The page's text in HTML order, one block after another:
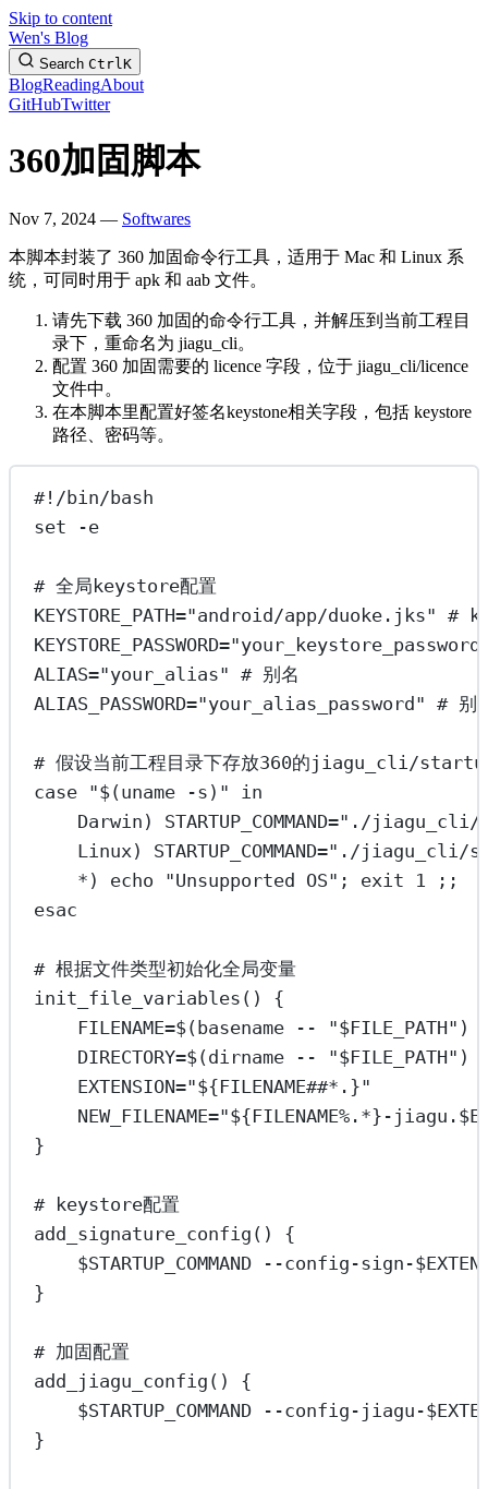
Skip to content
Wen's Blog
Search CtrlK
BlogReadingAbout
GitHubTwitter
360加固脚本
Nov 7, 2024 — Softwares
本脚本封装了 360 加固命令行工具，适用于 Mac 和 Linux 系
统，可同时用于 apk 和 aab 文件。
请先下载 360 加固的命令行工具，并解压到当前工程目
录下，重命名为 jiagu_cli。
配置 360 加固需要的 licence 字段，位于 jiagu_cli/licence
文件中。
在本脚本里配置好签名keystone相关字段，包括 keystore
路径、密码等。
#!/bin/bash
set
-e
# 全局keystore配置
KEYSTORE_PATH="android/app/duoke.jks"
#
KEYSTORE_PASSWORD=
ALIAS="your_alias"
# 别名
ALIAS_PASSWORD="your_alias_password" # 别
# 假设当前工程目录下存放360的jiagu_cli/
case "$(uname -s )"
in
Darwin ) STARTUP_COMMAND="./jiagu_cli/
Linux) STARTUP_COMMAND="./jiagu_cli/
*)
echo "Unsupported OS" ; exit 1 ;;
esac
# 根据文件类型初始化全局变量
init_file_variables () {
FILENAME=$( basename -- "$FILE_PATH" )
DIRECTORY=$(dirname -- "$FILE_PATH" )
EXTENSION="${FILENAME##* .}"
NEW_FILENAME="${FILENAME% . *}-jiagu.
}
# keystore配置
add_signature_config () {
$STARTUP_COMMAND
--config-sign-
}
# 加固配置
add_jiagu_config () {
$STARTUP_COMMAND
--config-jiagu-
}